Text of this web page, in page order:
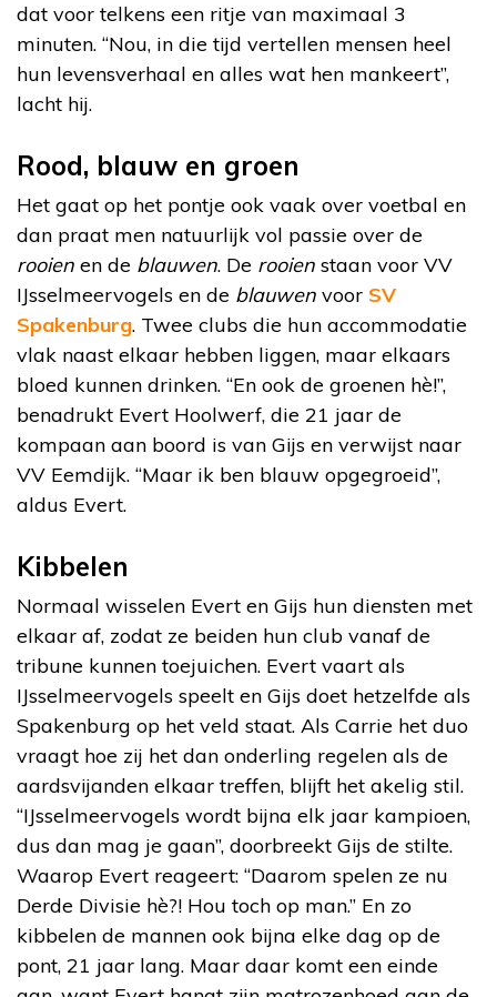
dat voor telkens een ritje van maximaal 3
minuten. “Nou, in die tijd vertellen mensen heel
hun levensverhaal en alles wat hen mankeert”,
lacht hij.
Rood, blauw en groen
Het gaat op het pontje ook vaak over voetbal en
dan praat men natuurlijk vol passie over de
rooien en de blauwen. De rooien staan voor VV
IJsselmeervogels en de blauwen voor SV
Spakenburg. Twee clubs die hun accommodatie
vlak naast elkaar hebben liggen, maar elkaars
bloed kunnen drinken. “En ook de groenen hè!”,
benadrukt Evert Hoolwerf, die 21 jaar de
kompaan aan boord is van Gijs en verwijst naar
VV Eemdijk. “Maar ik ben blauw opgegroeid”,
aldus Evert.
Kibbelen
Normaal wisselen Evert en Gijs hun diensten met
elkaar af, zodat ze beiden hun club vanaf de
tribune kunnen toejuichen. Evert vaart als
IJsselmeervogels speelt en Gijs doet hetzelfde als
Spakenburg op het veld staat. Als Carrie het duo
vraagt hoe zij het dan onderling regelen als de
aardsvijanden elkaar treffen, blijft het akelig stil.
“IJsselmeervogels wordt bijna elk jaar kampioen,
dus dan mag je gaan”, doorbreekt Gijs de stilte.
Waarop Evert reageert: “Daarom spelen ze nu
Derde Divisie hè?! Hou toch op man.” En zo
kibbelen de mannen ook bijna elke dag op de
pont, 21 jaar lang. Maar daar komt een einde